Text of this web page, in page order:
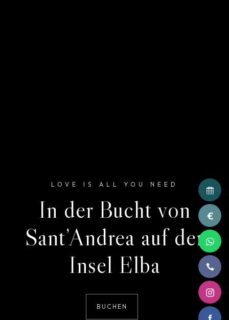
LOVE IS ALL YOU NEED
In der Bucht von
Sant’Andrea auf der
Insel Elba
BUCHEN